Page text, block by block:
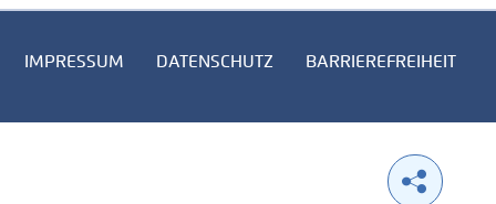
IMPRESSUM DATENSCHUTZ BARRIEREFREIHEIT